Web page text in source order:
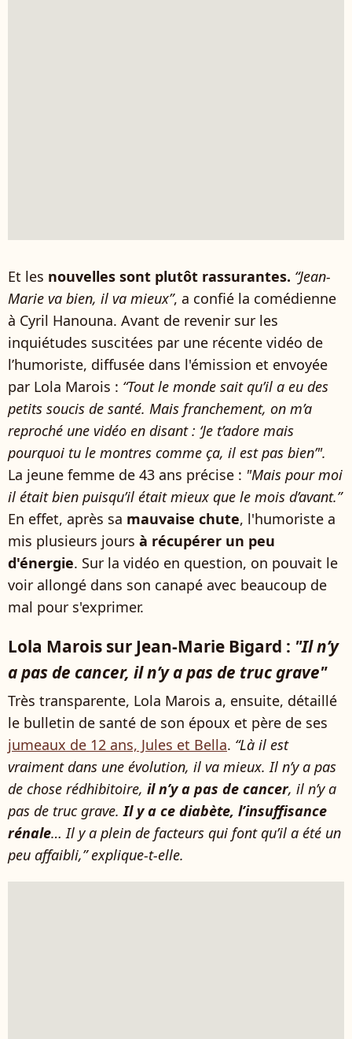
Et les nouvelles sont plutôt rassurantes. “Jean-
Marie va bien, il va mieux”, a confié la comédienne
à Cyril Hanouna. Avant de revenir sur les
inquiétudes suscitées par une récente vidéo de
l’humoriste, diffusée dans l'émission et envoyée
par Lola Marois : “Tout le monde sait qu’il a eu des
petits soucis de santé. Mais franchement, on m’a
reproché une vidéo en disant : ‘Je t’adore mais
pourquoi tu le montres comme ça, il est pas bien’".
La jeune femme de 43 ans précise : "Mais pour moi
il était bien puisqu’il était mieux que le mois d’avant.”
En effet, après sa mauvaise chute, l'humoriste a
mis plusieurs jours à récupérer un peu
d'énergie. Sur la vidéo en question, on pouvait le
voir allongé dans son canapé avec beaucoup de
mal pour s'exprimer.
Lola Marois sur Jean-Marie Bigard : "Il n’y
a pas de cancer, il n’y a pas de truc grave"
Très transparente, Lola Marois a, ensuite, détaillé
le bulletin de santé de son époux et père de ses
jumeaux de 12 ans, Jules et Bella. “Là il est
vraiment dans une évolution, il va mieux. Il n’y a pas
de chose rédhibitoire, il n’y a pas de cancer, il n’y a
pas de truc grave.Il y a ce diabète, l’insuffisance
rénale… Il y a plein de facteurs qui font qu’il a été un
peu affaibli,” explique-t-elle.